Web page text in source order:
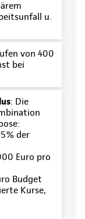
u.
von 400
bei
: Die
der
Euro pro
Budget
Kurse,